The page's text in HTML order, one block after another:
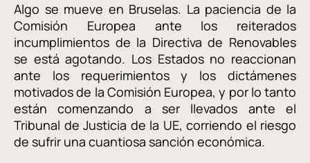
Algo se mueve en Bruselas. La paciencia de la
Comisión Europea ante los reiterados
incumplimientos de la Directiva de Renovables
se está agotando. Los Estados no reaccionan
ante los requerimientos y los dictámenes
motivados de la Comisión Europea, y por lo tanto
están comenzando a ser llevados ante el
Tribunal de Justicia de la UE, corriendo el riesgo
de sufrir una cuantiosa sanción económica.